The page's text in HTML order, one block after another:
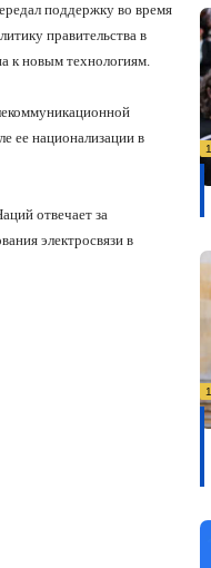
поддержку во время
правительства в
к новым технологиям.
ее национализации в
отвечает за
электросвязи в